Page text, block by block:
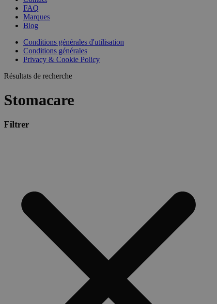
FAQ
Marques
Blog
Conditions générales d'utilisation
Conditions générales
Privacy & Cookie Policy
Résultats de recherche
Stomacare
Filtrer